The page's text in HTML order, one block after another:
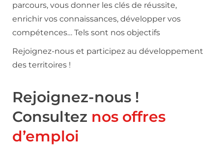
parcours, vous donner les clés de réussite,
enrichir vos connaissances, développer vos
compétences… Tels sont nos objectifs
Rejoignez-nous et participez au développement
des territoires !
Rejoignez-nous !
Consultez nos offres
d’emploi